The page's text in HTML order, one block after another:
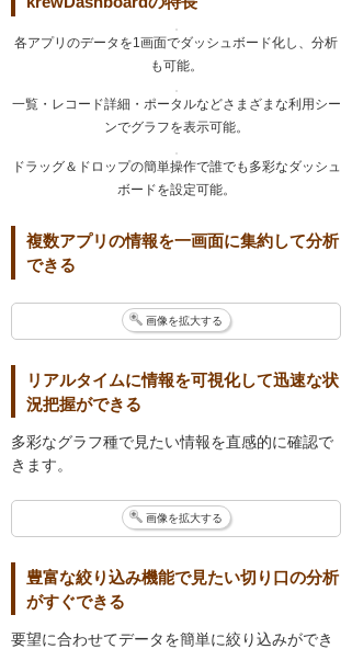
各アプリのデータを1画面でダッシュボード化し、分析
も可能。
一覧・レコード詳細・ポータルなどさまざまな利用シー
ンでグラフを表示可能。
ドラッグ＆ドロップの簡単操作で誰でも多彩なダッシュ
ボードを設定可能。
複数アプリの情報を一画面に集約して分析
できる
画像を拡大する
リアルタイムに情報を可視化して迅速な状
況把握ができる
多彩なグラフ種で見たい情報を直感的に確認で
きます。
画像を拡大する
豊富な絞り込み機能で見たい切り口の分析
がすぐできる
要望に合わせてデータを簡単に絞り込みができ